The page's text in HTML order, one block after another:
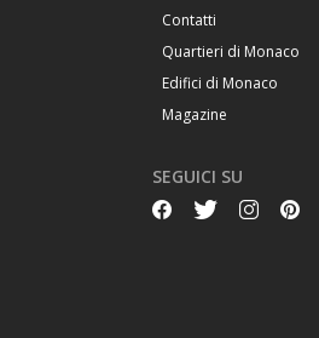
Contatti
Quartieri di Monaco
Edifici di Monaco
Magazine
SEGUICI SU